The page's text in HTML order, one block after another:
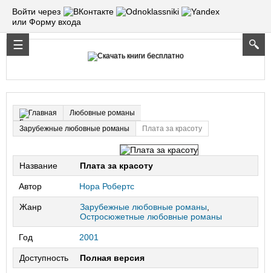
Войти через
или Форму входа
Главная
Любовные романы
Зарубежные любовные романы
Плата за красоту
Название Плата за красоту
Автор Нора Робертс
Жанр Зарубежные любовные романы,
Остросюжетные любовные романы
Год 2001
Доступность Полная версия